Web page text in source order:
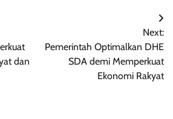
dan
Next:
Pemerintah Optimalkan DHE
SDA demi Memperkuat
Ekonomi Rakyat